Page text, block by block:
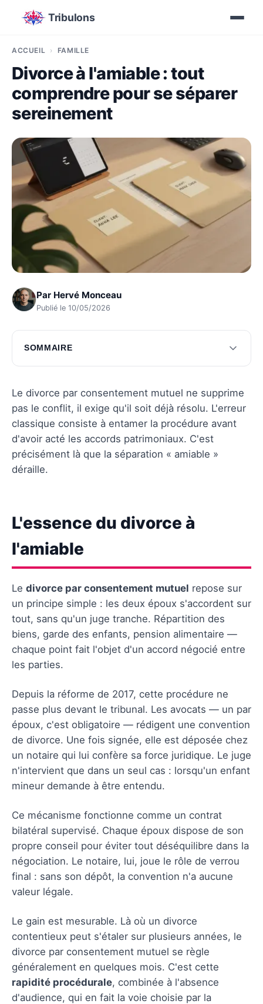
Tribulons
ACCUEIL FAMILLE
Divorce à l'amiable : tout
comprendre pour se séparer
sereinement
Par Hervé Monceau
Publié le 10/05/2026
SOMMAIRE
L'essence du divorce à l'amiable
Déroulement de la procédure
Les coûts à prévoir
Délai pour un divorce à l'amiable
Questions fréquentes
Le divorce par consentement mutuel ne supprime
pas le conflit, il exige qu'il soit déjà résolu. L'erreur
classique consiste à entamer la procédure avant
d'avoir acté les accords patrimoniaux. C'est
précisément là que la séparation « amiable »
déraille.
L'essence du divorce à
l'amiable
Le divorce par consentement mutuel repose sur
un principe simple : les deux époux s'accordent sur
tout, sans qu'un juge tranche. Répartition des
biens, garde des enfants, pension alimentaire —
chaque point fait l'objet d'un accord négocié entre
les parties.
Depuis la réforme de 2017, cette procédure ne
passe plus devant le tribunal. Les avocats — un par
époux, c'est obligatoire — rédigent une convention
de divorce. Une fois signée, elle est déposée chez
un notaire qui lui confère sa force juridique. Le juge
n'intervient que dans un seul cas : lorsqu'un enfant
mineur demande à être entendu.
Ce mécanisme fonctionne comme un contrat
bilatéral supervisé. Chaque époux dispose de son
propre conseil pour éviter tout déséquilibre dans la
négociation. Le notaire, lui, joue le rôle de verrou
final : sans son dépôt, la convention n'a aucune
valeur légale.
Le gain est mesurable. Là où un divorce
contentieux peut s'étaler sur plusieurs années, le
divorce par consentement mutuel se règle
généralement en quelques mois. C'est cette
rapidité procédurale, combinée à l'absence
d'audience, qui en fait la voie choisie par la